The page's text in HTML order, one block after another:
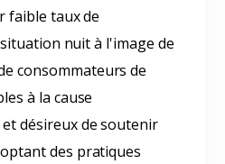
faible taux de
nuit à l'image de
consommateurs de
à la cause
désireux de soutenir
des pratiques